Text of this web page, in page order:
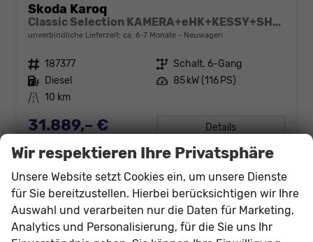
Skoda Karoq
Classic Selection KAMERA+eHK+KESSY+SHZ+SMARTLINK+LED+16" ALU
unverbindliche Lieferzeit: ca. 6-7 Monate Neuwagen
Fahrzeugnr. 187377 Getriebe Schalt. 6-Gang
Kraftstoff Diesel Leistung 85 kW (116 PS)
Kilometerstand 10 km
31.889,– € Details
Verbrauch kombiniert:4,70 l/100km
CO
-Emissionen:124,00 g/km
Wir respektieren Ihre Privatsphäre
Unsere Website setzt Cookies ein, um unsere Dienste
für Sie bereitzustellen. Hierbei berücksichtigen wir Ihre
Auswahl und verarbeiten nur die Daten für Marketing,
Analytics und Personalisierung, für die Sie uns Ihr